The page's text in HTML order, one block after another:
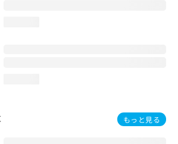
もっと見る